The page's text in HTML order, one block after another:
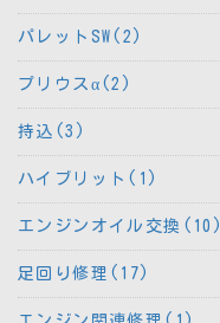
パレットSW(2)
プリウスα(2)
持込(3)
ハイブリット(1)
エンジンオイル交換(10)
足回り修理(17)